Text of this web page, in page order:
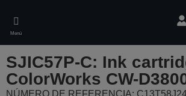
main
content
Menú
SJIC57P-C: Ink
ColorWorks CW-
NÚMERO DE REFERENCIA: